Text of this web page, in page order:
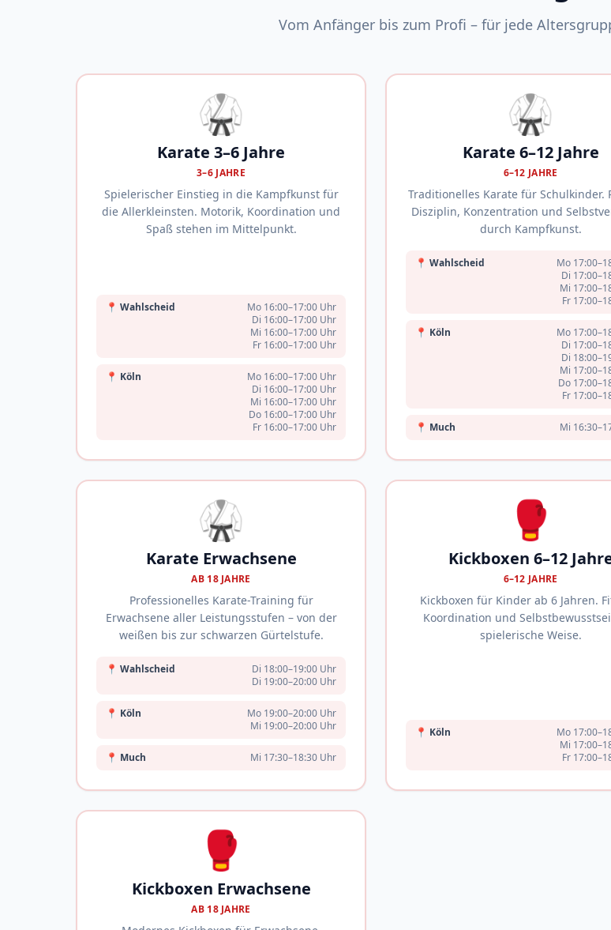
Vom Anfänger bis zum Profi – für jede
🥋
Karate 3–6 Jahre
3–6 JAHRE
Spielerischer Einstieg in die Kampfkunst für
die Allerkleinsten. Motorik, Koordination und
Spaß stehen im Mittelpunkt.
📍 Wahlscheid
Mo 16:00–17:00 Uhr
Di 16:00–17:00 Uhr
Mi 16:00–17:00 Uhr
Fr 16:00–17:00 Uhr
📍 Köln
Mo 16:00–17:00 Uhr
Di 16:00–17:00 Uhr
Mi 16:00–17:00 Uhr
Do 16:00–17:00 Uhr
Fr 16:00–17:00 Uhr
🥋
Karate 6–12 Jahre
6–12 JAHRE
Traditionelles Karate für Schulkinder.
Disziplin, Konzentration und
durch Kampfkunst.
📍 Wahlscheid
Mo
Di
Mi
Fr
📍 Köln
Mo
Di
Di
Mi
Do
Fr
📍 Much Mi
🥋
Karate Erwachsene
AB 18 JAHRE
Professionelles Karate-Training für
Erwachsene aller Leistungsstufen – von der
weißen bis zur schwarzen Gürtelstufe.
📍 Wahlscheid
Di 18:00–19:00 Uhr
Di 19:00–20:00 Uhr
📍 Köln
Mo 19:00–20:00 Uhr
Mi 19:00–20:00 Uhr
📍 Much Mi 17:30–18:30 Uhr
🥊
Kickboxen 6–12
6–12 JAHRE
Kickboxen für Kinder ab 6 Jahren.
Koordination und
spielerische Weise.
📍 Köln
Mo
Mi
Fr
🥊
Kickboxen Erwachsene
AB 18 JAHRE